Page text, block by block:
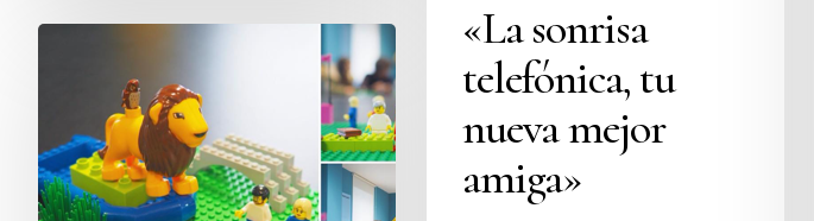
«La sonrisa
telefónica, tu
nueva mejor
amiga»
Play.